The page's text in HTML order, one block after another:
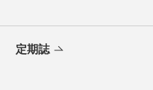
定期誌